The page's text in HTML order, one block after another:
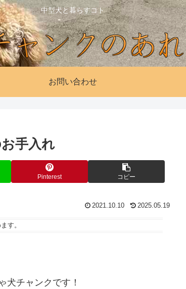
中型犬と暮らすコト
お問い合わせ
手入れ
Pinterest コピー
2021.10.10 2025.05.19
す。
犬チャンクです！